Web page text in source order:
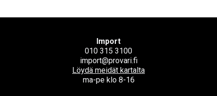
Import
010 315 3100
import@provari.fi
Löydä meidät kartalta
ma-pe klo 8-16